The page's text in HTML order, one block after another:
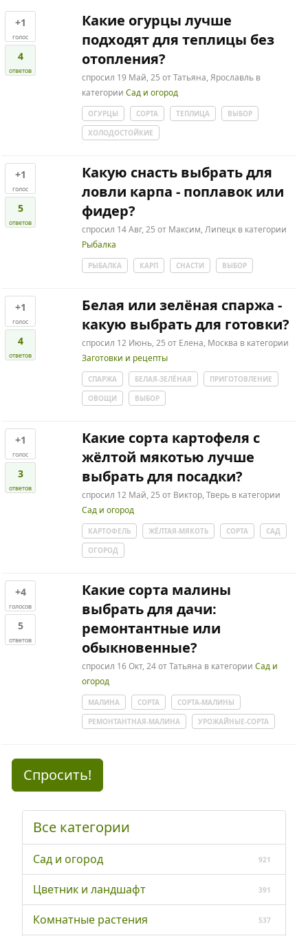
+1
голос
4
ответов
Какие огурцы лучше
подходят для теплицы без
отопления?
спросил 19 Май, 25 отТатьяна, Ярославль в
категории Сад и огород
ОГУРЦЫ СОРТА ТЕПЛИЦА
ВЫБОР
ХОЛОДОСТОЙКИЕ
+1
голос
5
ответов
Какую снасть выбрать для
ловли карпа - поплавок или
фидер?
спросил 14 Авг, 25 от Максим, Липецк в категории
Рыбалка
РЫБАЛКА КАРП СНАСТИ ВЫБОР
+1
голос
4
ответов
Белая или зелёная спаржа -
какую выбрать для готовки?
спросил 12 Июнь, 25 от Елена, Москва в категории
Заготовки и рецепты
СПАРЖА БЕЛАЯ-ЗЕЛЁНАЯ
ПРИГОТОВЛЕНИЕ
ОВОЩИ
ВЫБОР
+1
голос
3
ответов
Какие сорта картофеля с
жёлтой мякотью лучше
выбрать для посадки?
спросил 12 Май, 25 от Виктор, Тверь в категории
Сад и огород
КАРТОФЕЛЬ ЖЁЛТАЯ-МЯКОТЬ СОРТА
САД
ОГОРОД
+4
голосов
5
ответов
Какие сорта малины
выбрать для дачи:
ремонтантные или
обыкновенные?
спросил 16 Окт, 24 отТатьяна в категории Сад и
огород
МАЛИНА СОРТА
СОРТА-МАЛИНЫ
РЕМОНТАНТНАЯ-МАЛИНА
УРОЖАЙНЫЕ-СОРТА
Спросить!
Все категории
Сад и огород 921
Цветник и ландшафт 391
Комнатные растения 537